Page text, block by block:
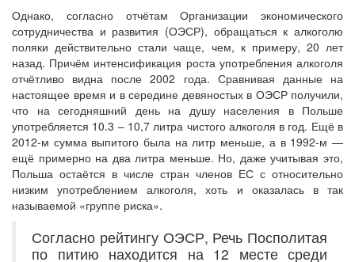
Однако, согласно отчётам Организации экономического
сотрудничества и развития (ОЭСР), обращаться к алкоголю
поляки действительно стали чаще, чем, к примеру, 20 лет
назад. Причём интенсификация роста употребления алкоголя
отчётливо видна после 2002 года. Сравнивая данные на
настоящее время и в середине девяностых в ОЭСР получили,
что на сегодняшний день на душу населения в Польше
употребляется 10.3 – 10,7 литра чистого алкоголя в год. Ещё в
2012-м сумма выпитого была на литр меньше, а в 1992-м —
ещё примерно на два литра меньше. Но, даже учитывая это,
Польша остаётся в числе стран членов ЕС с относительно
низким употреблением алкоголя, хоть и оказалась в так
называемой «группе риска».
Согласно рейтингу ОЭСР, Речь Посполитая
по питию находится на 12 месте среди